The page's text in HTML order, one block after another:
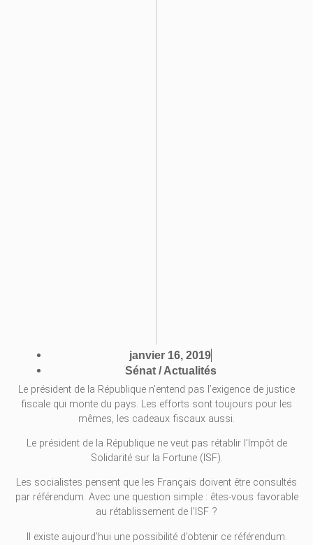
janvier 16, 2019
Sénat / Actualités
Le président de la République n’entend pas l’exigence de justice
fiscale qui monte du pays. Les efforts sont toujours pour les
mêmes, les cadeaux fiscaux aussi.
Le président de la République ne veut pas rétablir l’Impôt de
Solidarité sur la Fortune (ISF).
Les socialistes pensent que les Français doivent être consultés
par référendum. Avec une question simple : êtes-vous favorable
au rétablissement de l’ISF ?
Il existe aujourd’hui une possibilité d’obtenir ce référendum.